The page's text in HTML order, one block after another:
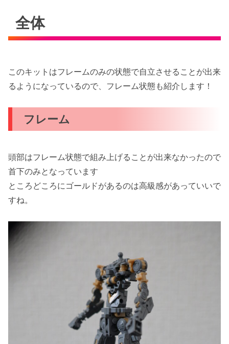
全体
このキットはフレームのみの状態で自立させることが出来
るようになっているので、フレーム状態も紹介します！
フレーム
頭部はフレーム状態で組み上げることが出来なかったので
首下のみとなっています
ところどころにゴールドがあるのは高級感があっていいで
すね。